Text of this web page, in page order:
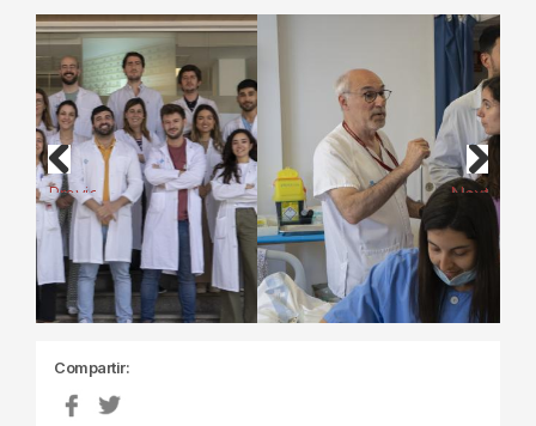
Previous Next
Compartir: